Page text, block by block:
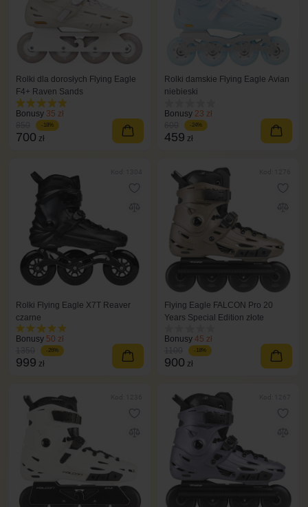
Rolki dla dorosłych Flying Eagle
F4+ Raven Sands
Bonusy 35 zł
-18%
700 zł
Rolki damskie Flying Eagle Avian
niebieski
Bonusy 23 zł
-24%
459 zł
Rolki Flying Eagle X7T Reaver
czarne
Bonusy 50 zł
-26%
999 zł
Flying Eagle FALCON Pro 20
Years Special Edition złote
Bonusy 45 zł
-18%
900 zł